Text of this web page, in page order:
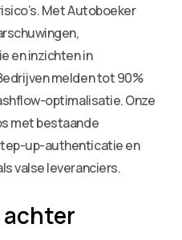
Met Autoboeker
en inzichten in
melden tot 90%
optimalisatie. Onze
met bestaande
up-authenticatie en
valse leveranciers.